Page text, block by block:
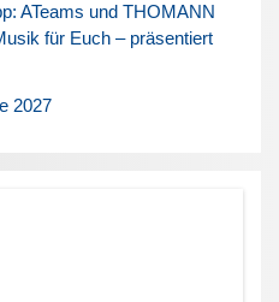
ATeams und THOMANN
für Euch – präsentiert
2027